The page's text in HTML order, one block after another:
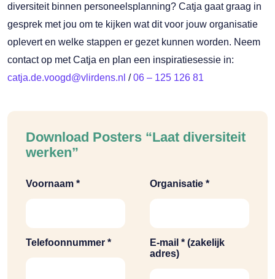
diversiteit binnen personeelsplanning? Catja gaat graag in
gesprek met jou om te kijken wat dit voor jouw organisatie
oplevert en welke stappen er gezet kunnen worden. Neem
contact op met Catja en plan een inspiratiesessie in:
catja.de.voogd@vlirdens.nl /06 – 125 126 81
Download Posters “Laat diversiteit
werken”
Voornaam * Organisatie *
Telefoonnummer *
E-mail * (zakelijk
adres)